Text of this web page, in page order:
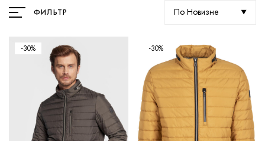
ФИЛЬТР По Новизне
-30% -30%